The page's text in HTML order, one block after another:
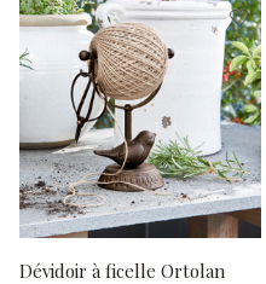
Dévidoir à ficelle Ortolan